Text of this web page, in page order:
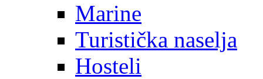
Marine
Turistička naselja
Hosteli